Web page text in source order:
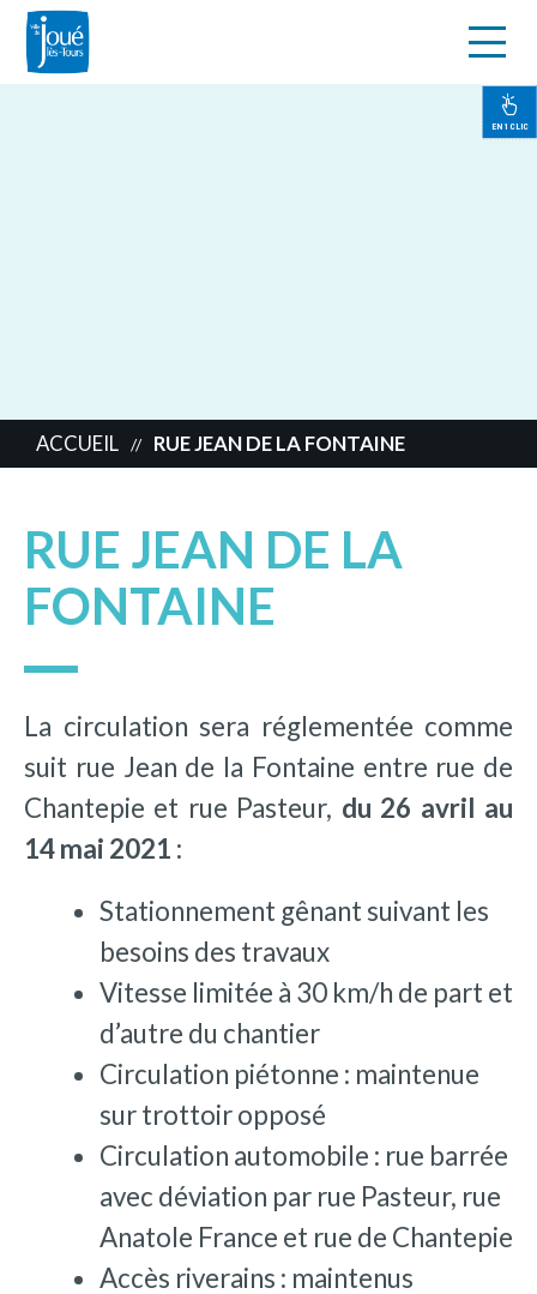
EN 1 CLIC
ACCUEIL // RUE JEAN DE LA FONTAINE
RUE JEAN DE LA
FONTAINE
La circulation sera réglementée comme
suit rue Jean de la Fontaine entre rue de
Chantepie et rue Pasteur, du 26 avril au
14 mai 2021 :
Stationnement gênant suivant les
besoins des travaux
Vitesse limitée à 30 km/h de part et
d’autre du chantier
Circulation piétonne : maintenue
sur trottoir opposé
Circulation automobile : rue barrée
avec déviation par rue Pasteur, rue
Anatole France et rue de Chantepie
Accès riverains : maintenus